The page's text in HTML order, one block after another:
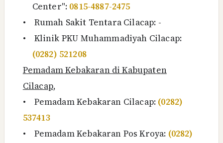
Center": 0815-4887-2475
•
Rumah Sakit Tentara Cilacap: -
•
Klinik PKU Muhammadiyah Cilacap:
(0282) 521208
Pemadam Kebakaran di Kabupaten
Cilacap,
•
Pemadam Kebakaran Cilacap: (0282)
537413
•
Pemadam Kebakaran Pos Kroya: (0282)